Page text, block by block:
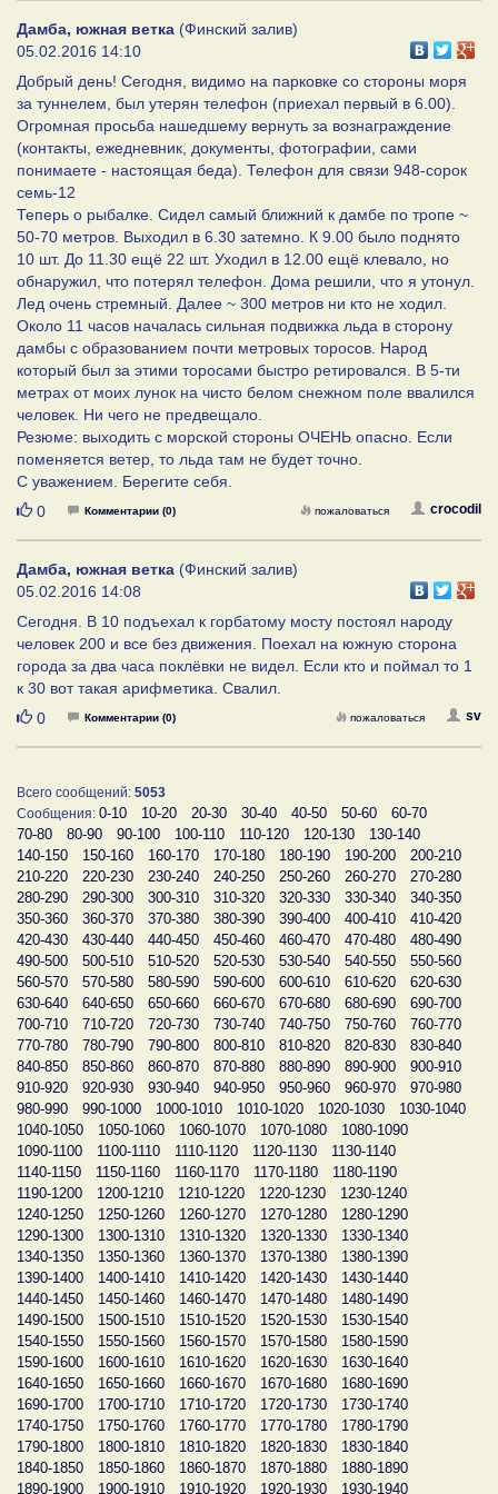
Дамба, южная ветка (Финский залив)
05.02.2016 14:10
Добрый день! Сегодня, видимо на парковке со стороны моря
за туннелем, был утерян телефон (приехал первый в 6.00).
Огромная просьба нашедшему вернуть за вознаграждение
(контакты, ежедневник, документы, фотографии, сами
понимаете - настоящая беда). Телефон для связи 948-сорок
семь-12
Теперь о рыбалке. Сидел самый ближний к дамбе по тропе ~
50-70 метров. Выходил в 6.30 затемно. К 9.00 было поднято
10 шт. До 11.30 ещё 22 шт. Уходил в 12.00 ещё клевало, но
обнаружил, что потерял телефон. Дома решили, что я утонул.
Лед очень стремный. Далее ~ 300 метров ни кто не ходил.
Около 11 часов началась сильная подвижка льда в сторону
дамбы с образованием почти метровых торосов. Народ
который был за этими торосами быстро ретировался. В 5-ти
метрах от моих лунок на чисто белом снежном поле ввалился
человек. Ни чего не предвещало.
Резюме: выходить с морской стороны ОЧЕНЬ опасно. Если
поменяется ветер, то льда там не будет точно.
С уважением. Берегите себя.
Нравится
0 Комментарии (0) crocodil
пожаловаться
Дамба, южная ветка (Финский залив)
05.02.2016 14:08
Сегодня. В 10 подъехал к горбатому мосту постоял народу
человек 200 и все без движения. Поехал на южную сторона
города за два часа поклёвки не видел. Если кто и поймал то 1
к 30 вот такая арифметика. Свалил.
Нравится
0 Комментарии (0) sv
пожаловаться
Всего сообщений: 5053
Сообщения: 0-10 10-20 20-30 30-40 40-50 50-60
60-70
70-80
80-90 90-100 100-110 110-120 120-130
130-140
140-150
150-160 160-170 170-180 180-190 190-200
200-210
210-220
220-230 230-240 240-250 250-260 260-270
270-280
280-290
290-300 300-310 310-320 320-330 330-340
340-350
350-360
360-370 370-380 380-390 390-400 400-410
410-420
420-430
430-440 440-450 450-460 460-470 470-480
480-490
490-500
500-510 510-520 520-530 530-540 540-550
550-560
560-570
570-580 580-590 590-600 600-610 610-620
620-630
630-640
640-650 650-660 660-670 670-680 680-690
690-700
700-710
710-720 720-730 730-740 740-750 750-760
760-770
770-780
780-790 790-800 800-810 810-820 820-830
830-840
840-850
850-860 860-870 870-880 880-890 890-900
900-910
910-920
920-930 930-940 940-950 950-960 960-970
970-980
980-990
990-1000 1000-1010 1010-1020 1020-1030
1030-1040
1040-1050
1050-1060 1060-1070 1070-1080
1080-1090
1090-1100
1100-1110 1110-1120 1120-1130
1130-1140
1140-1150
1150-1160 1160-1170 1170-1180
1180-1190
1190-1200
1200-1210 1210-1220 1220-1230
1230-1240
1240-1250
1250-1260 1260-1270 1270-1280
1280-1290
1290-1300
1300-1310 1310-1320 1320-1330
1330-1340
1340-1350
1350-1360 1360-1370 1370-1380
1380-1390
1390-1400
1400-1410 1410-1420 1420-1430
1430-1440
1440-1450
1450-1460 1460-1470 1470-1480
1480-1490
1490-1500
1500-1510 1510-1520 1520-1530
1530-1540
1540-1550
1550-1560 1560-1570 1570-1580
1580-1590
1590-1600
1600-1610 1610-1620 1620-1630
1630-1640
1640-1650
1650-1660 1660-1670 1670-1680
1680-1690
1690-1700
1700-1710 1710-1720 1720-1730
1730-1740
1740-1750
1750-1760 1760-1770 1770-1780
1780-1790
1790-1800
1800-1810 1810-1820 1820-1830
1830-1840
1840-1850
1850-1860 1860-1870 1870-1880
1880-1890
1890-1900
1900-1910 1910-1920 1920-1930 1930-1940